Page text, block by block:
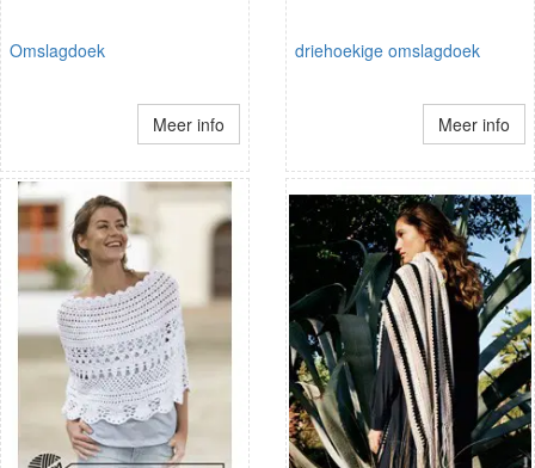
Omslagdoek
Meer info
driehoekige omslagdoek
Meer info